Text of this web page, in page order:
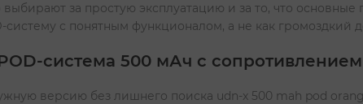
за простую эксплуатацию и за то, что основные
с понятным функционалом, а не как громоздкий
система 500 мАч с
версию без лишнего поиска udn-x 500 mah pod